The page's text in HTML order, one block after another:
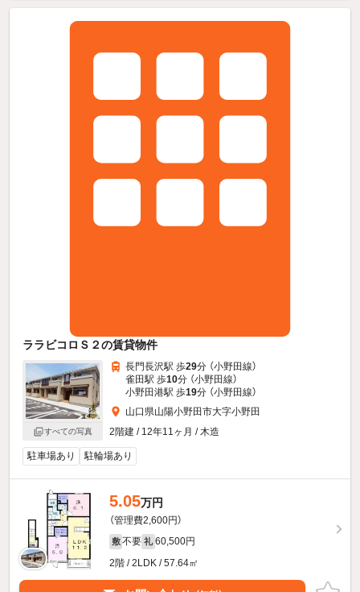
ララビコロＳ２の賃貸物件
すべての写真
長門長沢駅 歩29分 （小野田線）
雀田駅 歩10分 （小野田線）
小野田港駅 歩19分 （小野田線）
山口県山陽小野田市大字小野田
2階建 / 12年11ヶ月 / 木造
駐車場あり 駐輪場あり
5.05万円
（管理費2,600円）
敷 不要 礼 60,500円
2階 / 2LDK / 57.64㎡